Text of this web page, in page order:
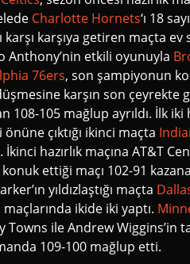
Charlotte Hornets‘ı 18
karşı karşıya getiren maçta ev
Anthony’nin etkili oyunuyla
76ers, son şampiyonun
karşın son
108-105 mağlup ayrıldı. İlk iki
çıktığı ikinci maçta
İkinci hazırlık maçına AT&T
konuk ettiği maçı 102-91
yıldızlaştığı maçta
ikide iki yaptı.
Towns ile Andrew Wiggins’in
109-100 mağlup etti.